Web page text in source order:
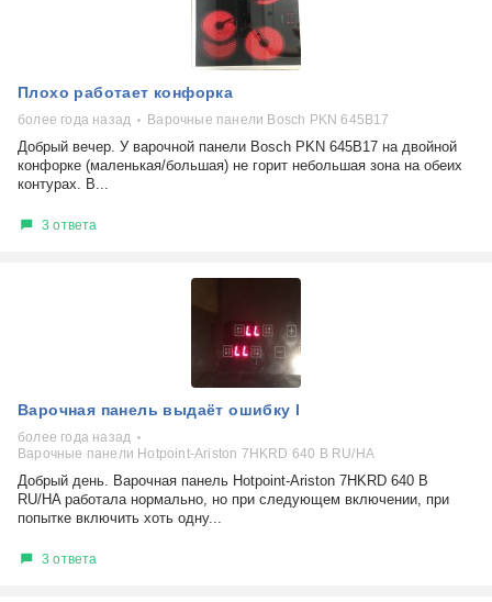
Плохо работает конфорка
более года назад Варочные панели Bosch PKN 645B17
Добрый вечер. У варочной панели Bosch PKN 645B17 на двойной
конфорке (маленькая/большая) не горит небольшая зона на обеих
контурах. В...
3 ответа
Варочная панель выдаёт ошибку l
более года назад
Варочные панели Hotpoint-Ariston 7HKRD 640 B RU/HA
Добрый день. Варочная панель Hotpoint-Ariston 7HKRD 640 B
RU/HA работала нормально, но при следующем включении, при
попытке включить хоть одну...
3 ответа